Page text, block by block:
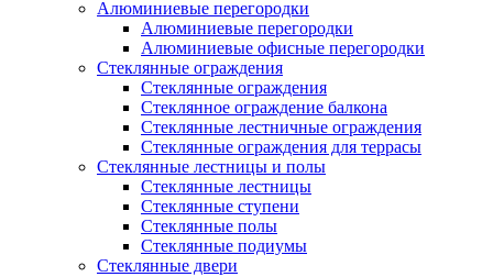
Алюминиевые перегородки
Алюминиевые перегородки
Алюминиевые офисные перегородки
Стеклянные ограждения
Стеклянные ограждения
Стеклянное ограждение балкона
Стеклянные лестничные ограждения
Стеклянные ограждения для террасы
Стеклянные лестницы и полы
Стеклянные лестницы
Стеклянные ступени
Стеклянные полы
Стеклянные подиумы
Стеклянные двери